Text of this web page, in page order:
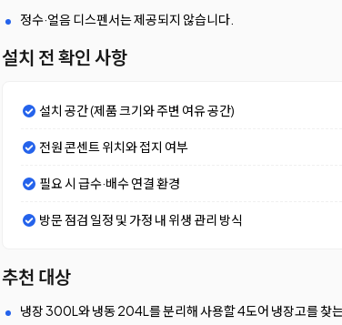
정수·얼음 디스펜서는 제공되지 않습니다.
설치 전 확인 사항
설치 공간 (제품 크기와 주변 여유 공간)
전원 콘센트 위치와 접지 여부
필요 시 급수·배수 연결 환경
방문 점검 일정 및 가정 내 위생 관리 방식
추천 대상
냉장 300L와 냉동 204L를 분리해 사용할 4도어 냉장고를 찾